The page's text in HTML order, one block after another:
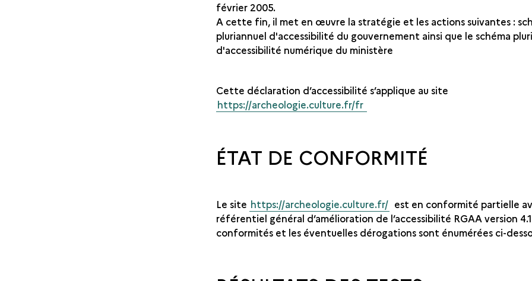
février 2005.
A cette fin, il met en œuvre la stratégie et les actions suivantes :
pluriannuel d'accessibilité du gouvernement ainsi que le schéma
d'accessibilité numérique du ministère
Cette déclaration d’accessibilité s’applique au site
https://archeologie.culture.fr/fr
ÉTAT DE CONFORMITÉ
Le site https://archeologie.culture.fr/ est en conformité partielle
référentiel général d’amélioration de l’accessibilité RGAA version
conformités et les éventuelles dérogations sont énumérées ci-